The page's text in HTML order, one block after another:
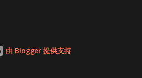
由 Blogger 提供支持